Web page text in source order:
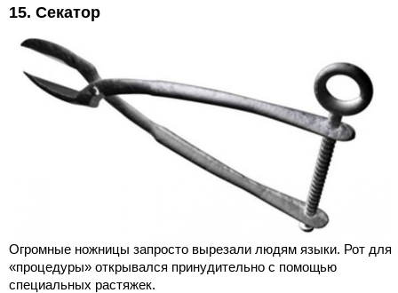
15. Секатор
Огромные ножницы запросто вырезали людям языки. Рот для
«процедуры» открывался принудительно с помощью
специальных растяжек.